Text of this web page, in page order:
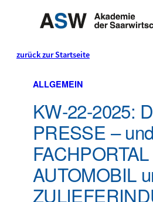
Dual studieren &
verdienen
Mit der Wirtschaft für die Wirtschaft
zurück zur Startseite
ALLGEMEIN
KW-22-2025:
PRESSE – und
AUTOMOBIL